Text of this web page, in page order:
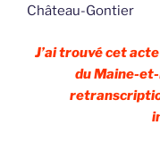
Château-Gontier
J’ai trouvé cet
du Maine-